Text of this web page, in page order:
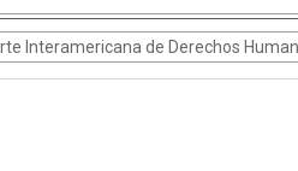
Interamericana de Derechos